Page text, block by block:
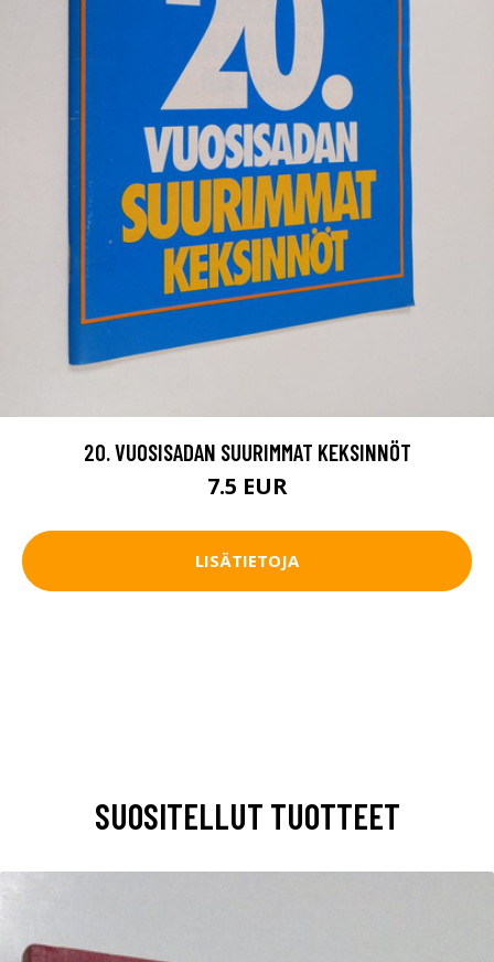
20. VUOSISADAN SUURIMMAT KEKSINNÖT
7.5 EUR
LISÄTIETOJA
SUOSITELLUT TUOTTEET